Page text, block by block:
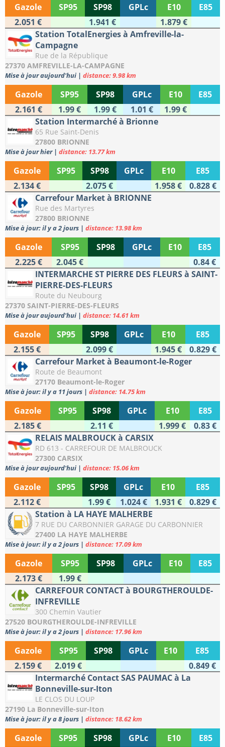
Gazole SP95 SP98 GPLc E10
E85
2.051 €
1.941 €
1.879 €
Station TotalEnergies à Amfreville-la-
Campagne
Rue de la République
27370 AMFREVILLE-LA-CAMPAGNE
Mise à jour aujourd'hui | distance: 9.98 km
Gazole SP95 SP98 GPLc E10
E85
2.161 €
1.99 € 1.99 € 1.01 €
1.99 €
Station Intermarché à Brionne
65 Rue Saint-Denis
27800 BRIONNE
Mise à jour hier | distance: 13.77 km
Gazole SP95 SP98 GPLc E10
E85
2.134 €
2.075 € 1.958 €
0.828 €
Carrefour Market à BRIONNE
Rue des Martyres
27800 BRIONNE
Mise à jour: il y a 2 jours | distance: 13.98 km
Gazole SP95 SP98 GPLc E10
E85
2.225 €
2.045 €
0.84 €
INTERMARCHE ST PIERRE DES FLEURS à SAINT-
PIERRE-DES-FLEURS
Route du Neubourg
27370 SAINT-PIERRE-DES-FLEURS
Mise à jour aujourd'hui | distance: 14.61 km
Gazole SP95 SP98 GPLc E10
E85
2.155 €
2.099 € 1.945 €
0.829 €
Carrefour Market à Beaumont-le-Roger
Route de Beaumont
27170 Beaumont-le-Roger
Mise à jour: il y a 11 jours | distance: 14.75 km
Gazole SP95 SP98 GPLc E10
E85
2.185 €
2.11 € 1.999 €
0.83 €
RELAIS MALBROUCK à CARSIX
RD 613 - CARREFOUR DE MALBROUCK
27300 CARSIX
Mise à jour aujourd'hui | distance: 15.06 km
Gazole SP95 SP98 GPLc E10
E85
2.112 €
1.99 € 1.024 € 1.931 €
0.829 €
Station à LA HAYE MALHERBE
7 RUE DU CARBONNIER GARAGE DU CARBONNIER
27400 LA HAYE MALHERBE
Mise à jour: il y a 2 jours | distance: 17.09 km
Gazole SP95 SP98 GPLc E10
E85
2.173 €
1.99 €
CARREFOUR CONTACT à BOURGTHEROULDE-
INFREVILLE
300 Chemin Vautier
27520 BOURGTHEROULDE-INFREVILLE
Mise à jour: il y a 2 jours | distance: 17.96 km
Gazole SP95 SP98 GPLc E10
E85
2.159 €
2.019 €
0.849 €
Intermarché Contact SAS PAUMAC à La
Bonneville-sur-Iton
LE CLOS DU LOUP
27190 La Bonneville-sur-Iton
Mise à jour: il y a 8 jours | distance: 18.62 km
Gazole SP95 SP98 GPLc E10
E85